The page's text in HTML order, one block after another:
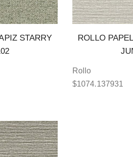
STARRY
ROLLO
Rollo
$1074.137931